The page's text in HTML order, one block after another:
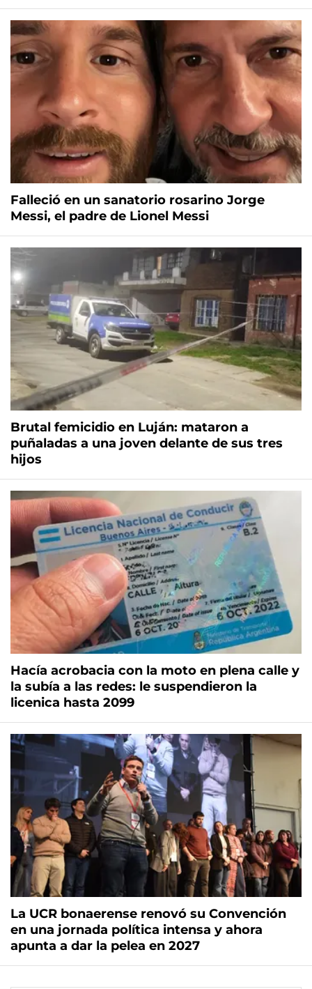
Falleció en un sanatorio rosarino Jorge
Messi, el padre de Lionel Messi
Brutal femicidio en Luján: mataron a
puñaladas a una joven delante de sus tres
hijos
Hacía acrobacia con la moto en plena calle y
la subía a las redes: le suspendieron la
licenica hasta 2099
La UCR bonaerense renovó su Convención
en una jornada política intensa y ahora
apunta a dar la pelea en 2027